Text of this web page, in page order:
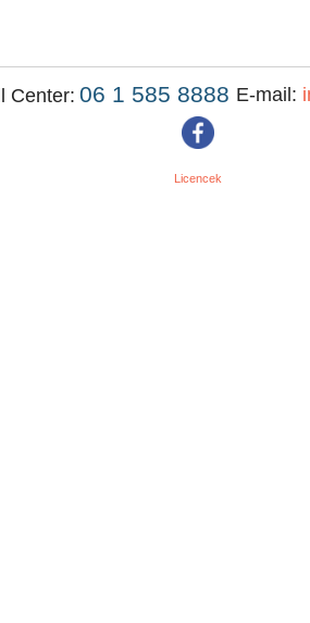
Center: 06 1 585 8888 E-mail:
Licencek